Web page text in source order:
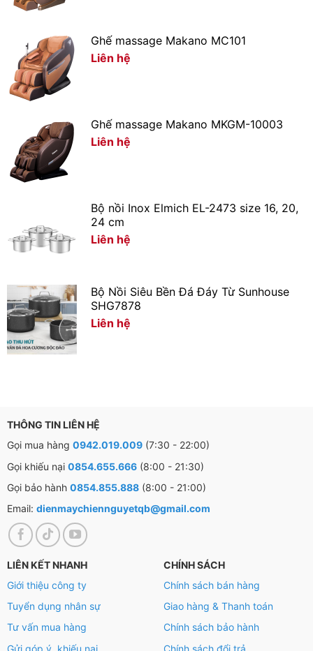
Bộ nồi chống dính vân đá ánh kim siêu bền Elmich EL
5112BL sử dụng được trên nhiều loại bếp khác nhau:
bếp từ, bếp gas, bếp hồng ngoại, bếp điện,….
Lớp chống dính hoàn hảo
Trang bị chống dính vân đá ánh kim an toàn, siêu bền và
Ghế massage Makano MC101
Liên hệ
Ghế massage Makano MKGM-10003
Liên hệ
Bộ nồi Inox Elmich EL-2473 size 16, 20,
24 cm
Liên hệ
Bộ Nồi Siêu Bền Đá Đáy Từ Sunhouse
SHG7878
Liên hệ
THÔNG TIN LIÊN HỆ
Gọi mua hàng 0942.019.009 (7:30 - 22:00)
Gọi khiếu nại 0854.655.666 (8:00 - 21:30)
Gọi bảo hành 0854.855.888 (8:00 - 21:00)
Email: dienmaychiennguyetqb@gmail.com
LIÊN KẾT NHANH
Giới thiệu công ty
Tuyển dụng nhân sự
Tư vấn mua hàng
Gửi góp ý, khiếu nại
CHÍNH SÁCH
Chính sách bán hàng
Giao hàng & Thanh toán
Chính sách bảo hành
Chính sách đổi trả